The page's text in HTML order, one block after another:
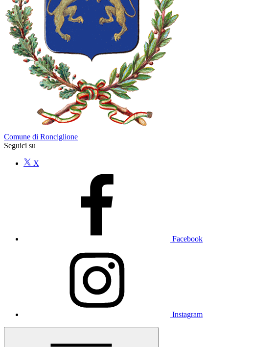
Comune di Ronciglione
Seguici su
X
Facebook
Instagram